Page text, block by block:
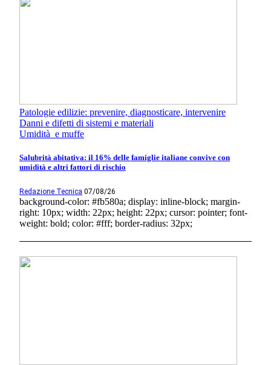
Patologie edilizie: prevenire, diagnosticare, intervenire
Danni e difetti di sistemi e materiali
Umidità e muffe
Salubrità abitativa: il 16% delle famiglie italiane convive con
umidità e altri fattori di rischio
Redazione Tecnica 07/08/26
background-color: #fb580a; display: inline-block; margin-
right: 10px; width: 22px; height: 22px; cursor: pointer; font-
weight: bold; color: #fff; border-radius: 32px;